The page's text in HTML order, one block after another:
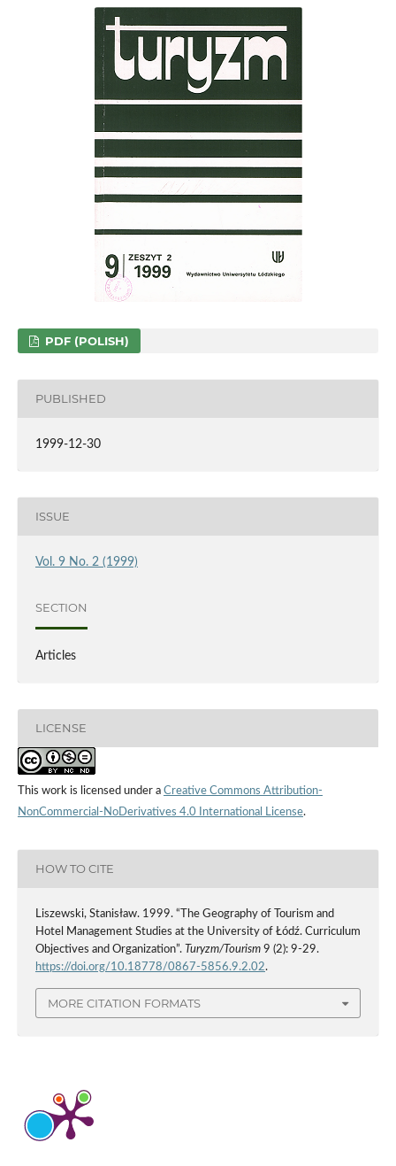
PDF (POLISH)
PUBLISHED
1999-12-30
ISSUE
Vol. 9 No. 2 (1999)
SECTION
Articles
LICENSE
This work is licensed under a Creative Commons Attribution-
NonCommercial-NoDerivatives 4.0 International License.
HOW TO CITE
Liszewski, Stanisław. 1999. “The Geography of Tourism and
Hotel Management Studies at the University of Łódź. Curriculum
Objectives and Organization”. Turyzm/Tourism9 (2): 9-29.
https://doi.org/10.18778/0867-5856.9.2.02.
MORE CITATION FORMATS